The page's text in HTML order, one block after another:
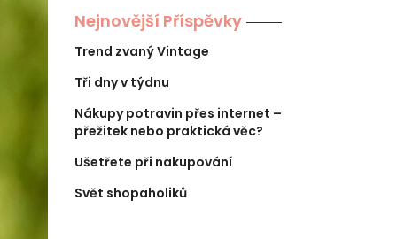
Nejnovější Příspěvky
Trend zvaný Vintage
Tři dny v týdnu
Nákupy potravin přes internet –
přežitek nebo praktická věc?
Ušetřete při nakupování
Svět shopaholiků